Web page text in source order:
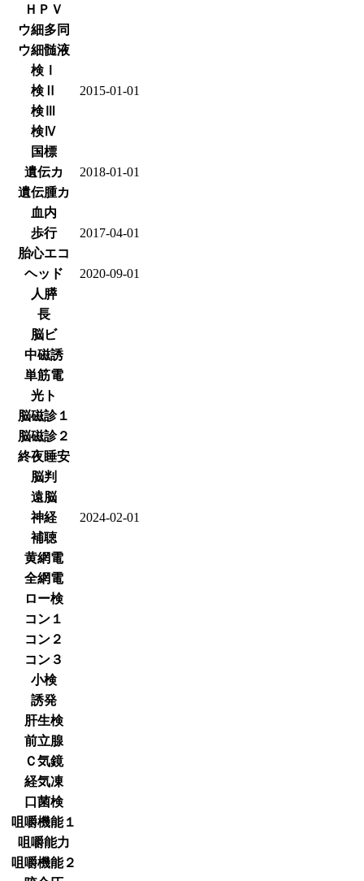
ＨＰＶ
ウ細多同
ウ細髄液
検Ⅰ
検Ⅱ
2015-01-01
検Ⅲ
検Ⅳ
国標
遺伝カ
2018-01-01
遺伝腫カ
血内
歩行
2017-04-01
胎心エコ
ヘッド
2020-09-01
人膵
長
脳ビ
中磁誘
単筋電
光ト
脳磁診１
脳磁診２
終夜睡安
脳判
遠脳
神経
2024-02-01
補聴
黄網電
全網電
ロー検
コン１
コン２
コン３
小検
誘発
肝生検
前立腺
Ｃ気鏡
経気凍
口菌検
咀嚼機能１
咀嚼能力
咀嚼機能２